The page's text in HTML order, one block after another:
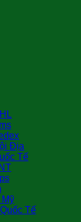
Địa
Tế
Tế